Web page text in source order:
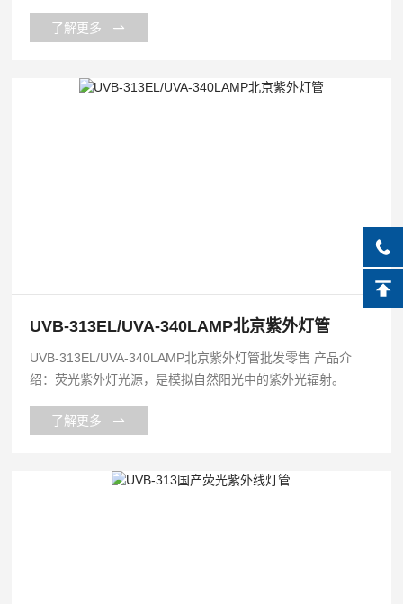
了解更多
UVB-313EL/UVA-340LAMP北京紫外灯管
UVB-313EL/UVA-340LAMP北京紫外灯管批发零售 产品介
绍：荧光紫外灯光源，是模拟自然阳光中的紫外光辐射。
了解更多